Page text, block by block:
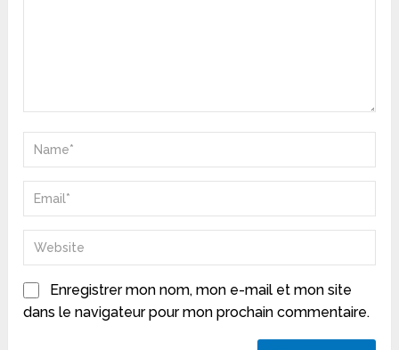
Enregistrer mon nom, mon e-mail et mon site
dans le navigateur pour mon prochain commentaire.